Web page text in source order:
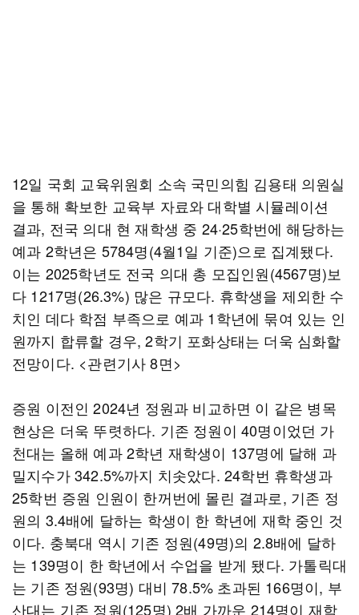
12일 국회 교육위원회 소속 국민의힘 김용태 의원실
을 통해 확보한 교육부 자료와 대학별 시뮬레이션
결과, 전국 의대 현 재학생 중 24·25학번에 해당하는
예과 2학년은 5784명(4월1일 기준)으로 집계됐다.
이는 2025학년도 전국 의대 총 모집인원(4567명)보
다 1217명(26.3%) 많은 규모다. 휴학생을 제외한 수
치인 데다 학점 부족으로 예과 1학년에 묶여 있는 인
원까지 합류할 경우, 2학기 포화상태는 더욱 심화할
전망이다. <관련기사 8면>
증원 이전인 2024년 정원과 비교하면 이 같은 병목
현상은 더욱 뚜렷하다. 기존 정원이 40명이었던 가
천대는 올해 예과 2학년 재학생이 137명에 달해 과
밀지수가 342.5%까지 치솟았다. 24학번 휴학생과
25학번 증원 인원이 한꺼번에 몰린 결과로, 기존 정
원의 3.4배에 달하는 학생이 한 학년에 재학 중인 것
이다. 충북대 역시 기존 정원(49명)의 2.8배에 달하
는 139명이 한 학년에서 수업을 받게 됐다. 가톨릭대
는 기존 정원(93명) 대비 78.5% 초과된 166명이, 부
산대는 기존 정원(125명) 2배 가까운 214명이 재학